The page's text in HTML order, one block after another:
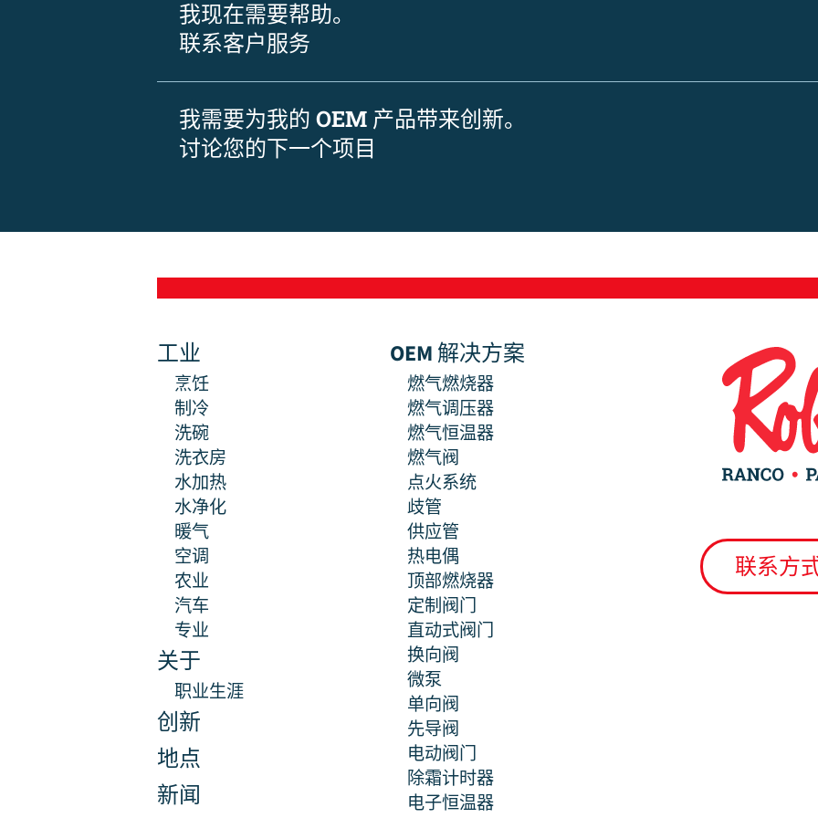
我现在需要帮助。
联系客户服务
我需要为我的 OEM 产品带来创新。
讨论您的下一个项目
工业
烹饪
制冷
洗碗
洗衣房
水加热
水净化
暖气
空调
农业
汽车
专业
关于
职业生涯
创新
地点
新闻
OEM 解决方案
燃气燃烧器
燃气调压器
燃气恒温器
燃气阀
点火系统
歧管
供应管
热电偶
顶部燃烧器
定制阀门
直动式阀门
换向阀
微泵
单向阀
先导阀
电动阀门
除霜计时器
电子恒温器
联系方